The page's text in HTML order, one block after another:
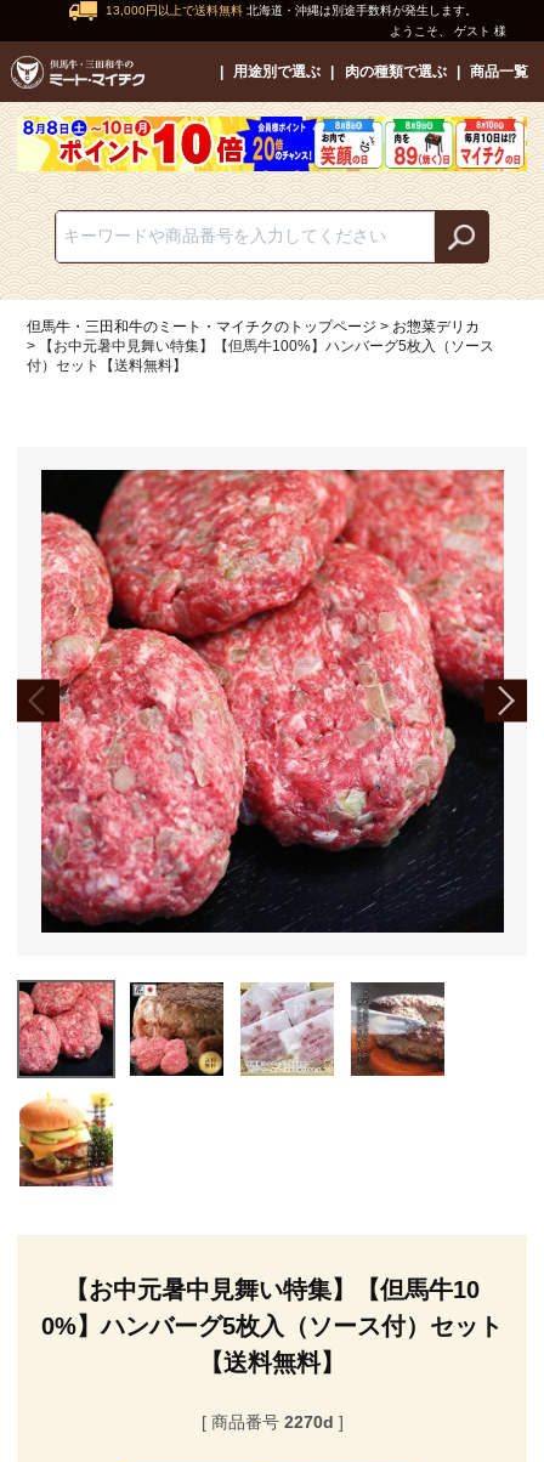
13,000円以上で送料無料 北海道・沖縄は別途手数料が発生します。
ようこそ、 ゲスト 様
用途別で選ぶ 肉の種類で選ぶ 商品一覧
但馬牛・三田和牛のミート・マイチクのトップページ
お惣菜デリカ
【お中元暑中見舞い特集】【但馬牛100%】ハンバーグ5枚入（ソース
付）セット【送料無料】
【お中元暑中見舞い特集】【但馬牛10
0%】ハンバーグ5枚入（ソース付）セット
【送料無料】
商品番号 2270d